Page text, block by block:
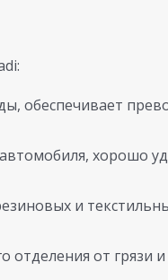
обеспечивает
хорошо
и
отделения от